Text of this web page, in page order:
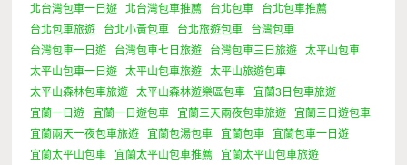
北台灣包車一日遊
北台灣包車推薦 台北包車
台北包車推薦
台北包車旅遊
台北小黃包車 台北旅遊包車
台灣包車
台灣包車一日遊
台灣包車七日旅遊 台灣包車三日旅遊
太平山包車
太平山包車一日遊
太平山包車旅遊
太平山旅遊包車
太平山森林包車旅遊
太平山森林遊樂區包車
宜蘭3日包車旅遊
宜蘭一日遊
宜蘭一日遊包車 宜蘭三天兩夜包車旅遊
宜蘭三日遊包車
宜蘭兩天一夜包車旅遊
宜蘭包湯包車 宜蘭包車
宜蘭包車一日遊
宜蘭太平山包車
宜蘭太平山包車推薦 宜蘭太平山包車旅遊